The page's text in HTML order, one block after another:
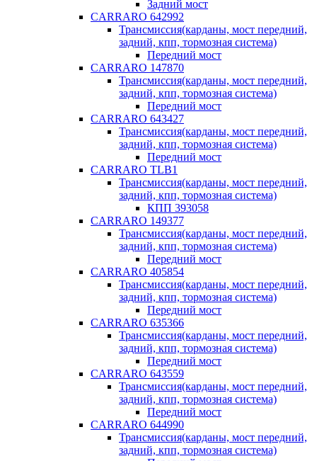
Задний мост
CARRARO 642992
Трансмиссия(карданы, мост передний,
задний, кпп, тормозная система)
Передний мост
CARRARO 147870
Трансмиссия(карданы, мост передний,
задний, кпп, тормозная система)
Передний мост
CARRARO 643427
Трансмиссия(карданы, мост передний,
задний, кпп, тормозная система)
Передний мост
CARRARO TLB1
Трансмиссия(карданы, мост передний,
задний, кпп, тормозная система)
КПП 393058
CARRARO 149377
Трансмиссия(карданы, мост передний,
задний, кпп, тормозная система)
Передний мост
CARRARO 405854
Трансмиссия(карданы, мост передний,
задний, кпп, тормозная система)
Передний мост
CARRARO 635366
Трансмиссия(карданы, мост передний,
задний, кпп, тормозная система)
Передний мост
CARRARO 643559
Трансмиссия(карданы, мост передний,
задний, кпп, тормозная система)
Передний мост
CARRARO 644990
Трансмиссия(карданы, мост передний,
задний, кпп, тормозная система)